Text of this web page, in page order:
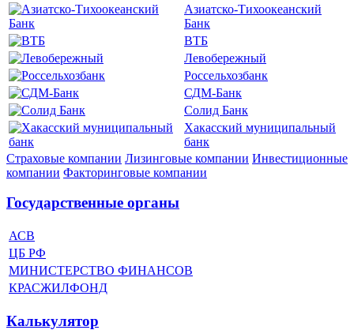
Азиатско-Тихоокеанский
Банк
ВТБ
Левобережный
Россельхозбанк
СДМ-Банк
Солид Банк
Хакасский муниципальный
банк
Страховые компании Лизинговые компании Инвестиционные
компании Факторинговые компании
Государственные органы
АСВ
ЦБ РФ
МИНИСТЕРСТВО ФИНАНСОВ
КРАСЖИЛФОНД
Калькулятор